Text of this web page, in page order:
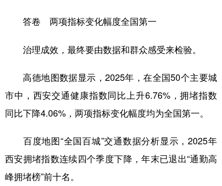
答卷 两项指标变化幅度全国第一
治理成效，最终要由数据和群众感受来检验。
高德地图数据显示，2025年，在全国50个主要城
市中，西安交通健康指数同比上升6.76%，拥堵指数
同比下降4.06%，两项指标变化幅度均为全国第一。
百度地图“全国百城”交通数据分析显示，2025年
西安拥堵指数连续四个季度下降，年末已退出“通勤高
峰拥堵榜”前十名。